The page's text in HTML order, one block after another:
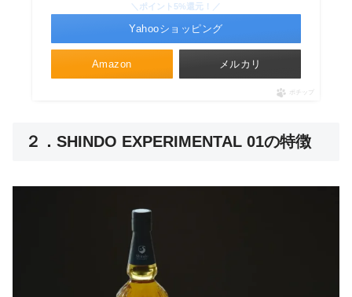
Amazon
＼ポイント5%還元！／
Yahooショッピング
メルカリ
ポチップ
２．SHINDO EXPERIMENTAL 01の特徴